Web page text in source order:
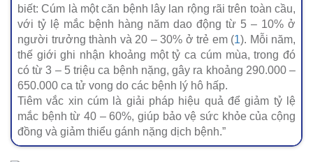
biết: Cúm là một căn bệnh lây lan rộng rãi trên toàn cầu,
với tỷ lệ mắc bệnh hàng năm dao động từ 5 – 10% ở
người trưởng thành và 20 – 30% ở trẻ em (1). Mỗi năm,
thế giới ghi nhận khoảng một tỷ ca cúm mùa, trong đó
có từ 3 – 5 triệu ca bệnh nặng, gây ra khoảng 290.000 –
650.000 ca tử vong do các bệnh lý hô hấp.
Tiêm vắc xin cúm là giải pháp hiệu quả để giảm tỷ lệ
mắc bệnh từ 40 – 60%, giúp bảo vệ sức khỏe của cộng
đồng và giảm thiểu gánh nặng dịch bệnh.”